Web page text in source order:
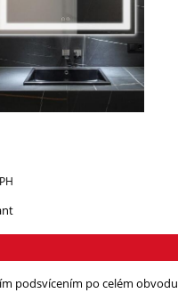
podsvícením po celém obvodu